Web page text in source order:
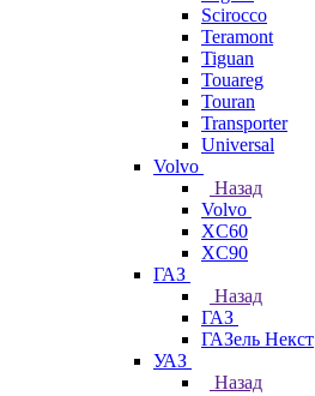
Scirocco
Teramont
Tiguan
Touareg
Touran
Transporter
Universal
Volvo
Назад
Volvo
XC60
XC90
ГАЗ
Назад
ГАЗ
ГАЗель Некст
УАЗ
Назад